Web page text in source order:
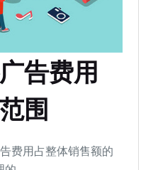
告费用
围
费用占整体销售额的